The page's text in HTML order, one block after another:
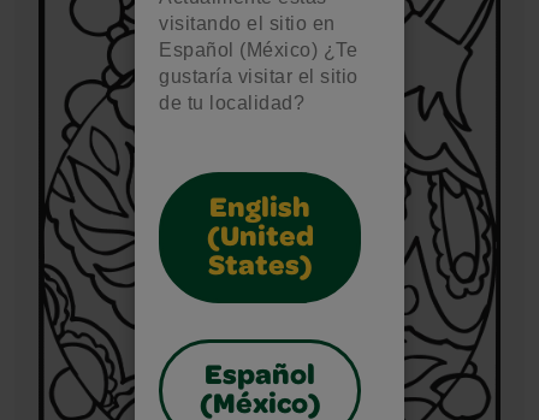
visitando el sitio en
Español (México) ¿Te
gustaría visitar el sitio
de tu localidad?
English
(United
States)
Español
(México)